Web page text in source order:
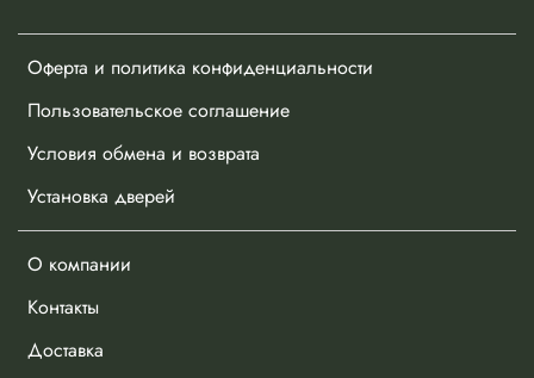
Оферта и политика конфиденциальности
Пользовательское соглашение
Условия обмена и возврата
Установка дверей
О компании
Контакты
Доставка